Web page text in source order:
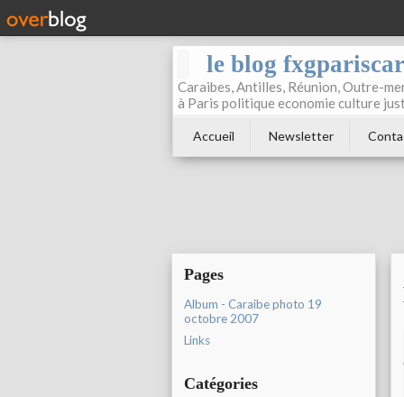
le blog
Caraibes, Antilles, Réunion, Outre-
à Paris politique economie culture
Accueil Newsletter
Pages
Album - Caraibe photo 19
octobre 2007
Links
Catégories